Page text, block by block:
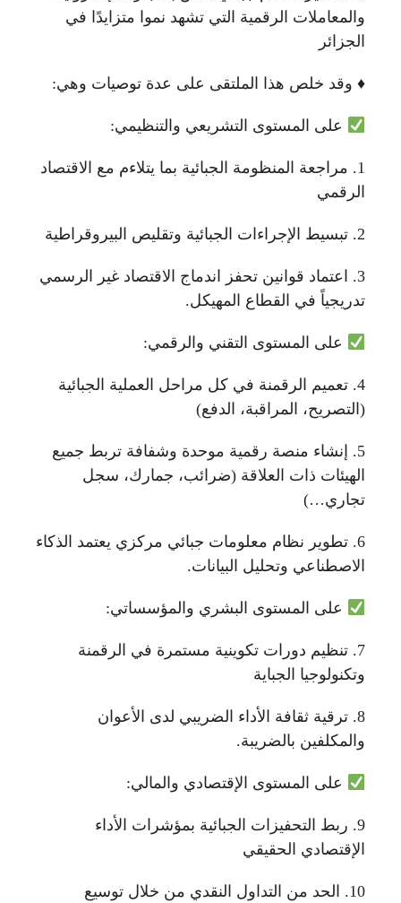
والمعاملات الرقمية التي تشهد نموا متزايدًا في
الجزائر
♦️ وقد خلص هذا الملتقى على عدة توصيات وهي:
على المستوى التشريعي والتنظيمي:
1. مراجعة المنظومة الجبائية بما يتلاءم مع الاقتصاد
الرقمي
3. اعتماد قوانين تحفز اندماج الاقتصاد غير الرسمي
تدريجياً في القطاع المهيكل.
على المستوى التقني والرقمي:
4. تعميم الرقمنة في كل مراحل العملية الجبائية
(التصريح، المراقبة، الدفع)
5. إنشاء منصة رقمية موحدة وشفافة تربط جميع
الهيئات ذات العلاقة (ضرائب، جمارك، سجل
تجاري…)
6. تطوير نظام معلومات جبائي مركزي يعتمد الذكاء
الاصطناعي وتحليل البيانات.
على المستوى البشري والمؤسساتي:
7. تنظيم دورات تكوينية مستمرة في الرقمنة
وتكنولوجيا الجباية
8. ترقية ثقافة الأداء الضريبي لدى الأعوان
والمكلفين بالضريبة.
على المستوى الإقتصادي والمالي:
9. ربط التحفيزات الجبائية بمؤشرات الأداء
الإقتصادي الحقيقي
10. الحد من التداول النقدي من خلال توسيع